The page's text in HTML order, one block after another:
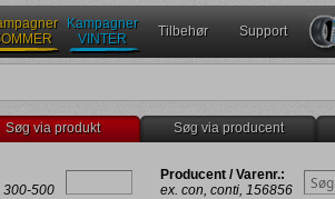
Kampagner
VINTER
Tilbehør Support
Søg via produkt Søg via producent
300-500
Producent / Varenr.:
ex. con, conti, 156856